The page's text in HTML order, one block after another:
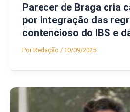
Parecer de Braga cria
por integração das
contencioso do IBS e
PorRedação / 10/09/2025